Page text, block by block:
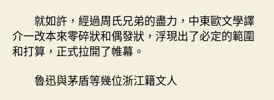
就如許，經過周氏兄弟的盡力，中東歐文學譯
介一改本來零碎狀和偶發狀，浮現出了必定的範圍
和打算，正式拉開了帷幕。
魯迅與茅盾等幾位浙江籍文人